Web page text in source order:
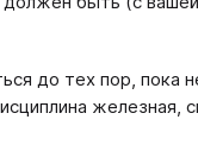
до тех пор, пока
железная,